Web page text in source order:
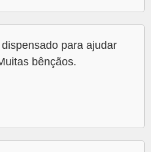
para ajudar
bênçãos.